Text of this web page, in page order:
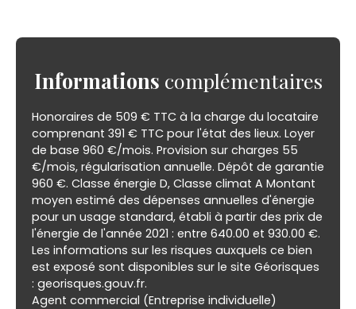
Informations complémentaires
Honoraires de 509 € TTC à la charge du locataire
comprenant 391 € TTC pour l'état des lieux. Loyer
de base 960 €/mois. Provision sur charges 55
€/mois, régularisation annuelle. Dépôt de garantie
960 €. Classe énergie D, Classe climat A Montant
moyen estimé des dépenses annuelles d'énergie
pour un usage standard, établi à partir des prix de
l'énergie de l'année 2021 : entre 640.00 et 930.00 €.
Les informations sur les risques auxquels ce bien
est exposé sont disponibles sur le site Géorisques
: georisques.gouv.fr.
Agent commercial (Entreprise individuelle)